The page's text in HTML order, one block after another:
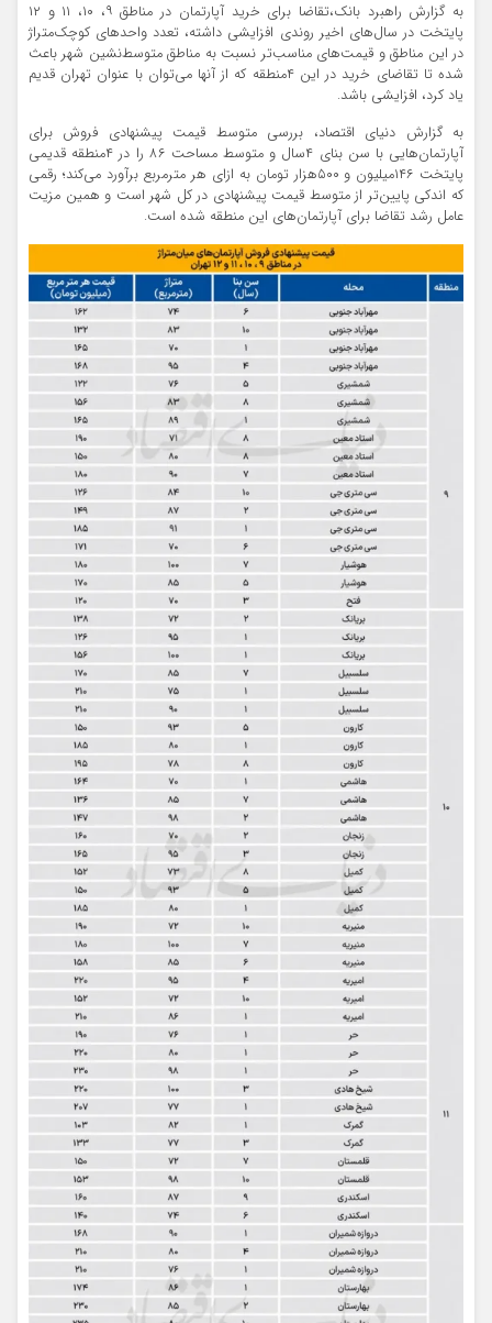
به گزارش راهبرد بانک،تقاضا برای خرید آپارتمان در مناطق ۹، ۱۰، ۱۱ و ۱۲
پایتخت در سال‌های اخیر روندی افزایشی داشته، تعدد واحدهای کوچک‌متراژ
در این مناطق و قیمت‌های مناسب‌تر نسبت به مناطق متوسط‌نشین شهر باعث
شده تا تقاضای خرید در این ۴منطقه که از آنها می‌توان با عنوان تهران قدیم
یاد کرد، افزایشی باشد.
به گزارش دنیای اقتصاد، بررسی‌ متوسط قیمت پیشنهادی فروش برای
آپارتمان‌هایی با سن بنای ۴سال و متوسط مساحت ۸۶ را در ۴منطقه قدیمی
پایتخت ۱۴۶میلیون و ۵۰۰هزار تومان به ازای هر مترمربع برآورد می‌کند؛ رقمی
که اندکی پایین‌تر از متوسط قیمت پیشنهادی در کل شهر است و همین مزیت
عامل رشد تقاضا برای آپارتمان‌های این منطقه شده است.